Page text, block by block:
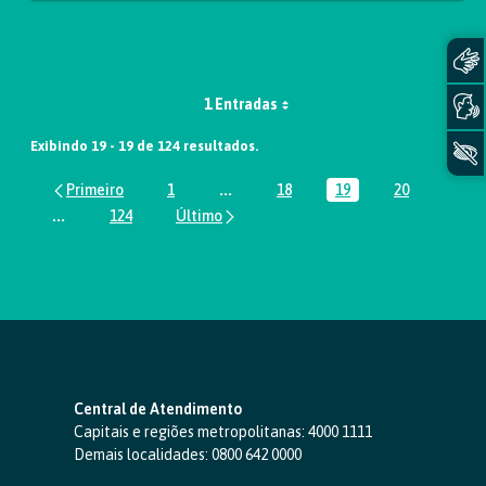
1 Entradas
Exibindo 19 - 19 de 124 resultados.
Página
1 ...Páginas intermediárias Usar ABA
Página
18 Página
19 Página
20
...Páginas intermediárias Usar ABA para navegar.
Página
124
Central de Atendimento
Capitais e regiões metropolitanas: 4000 1111
Demais localidades: 0800 642 0000